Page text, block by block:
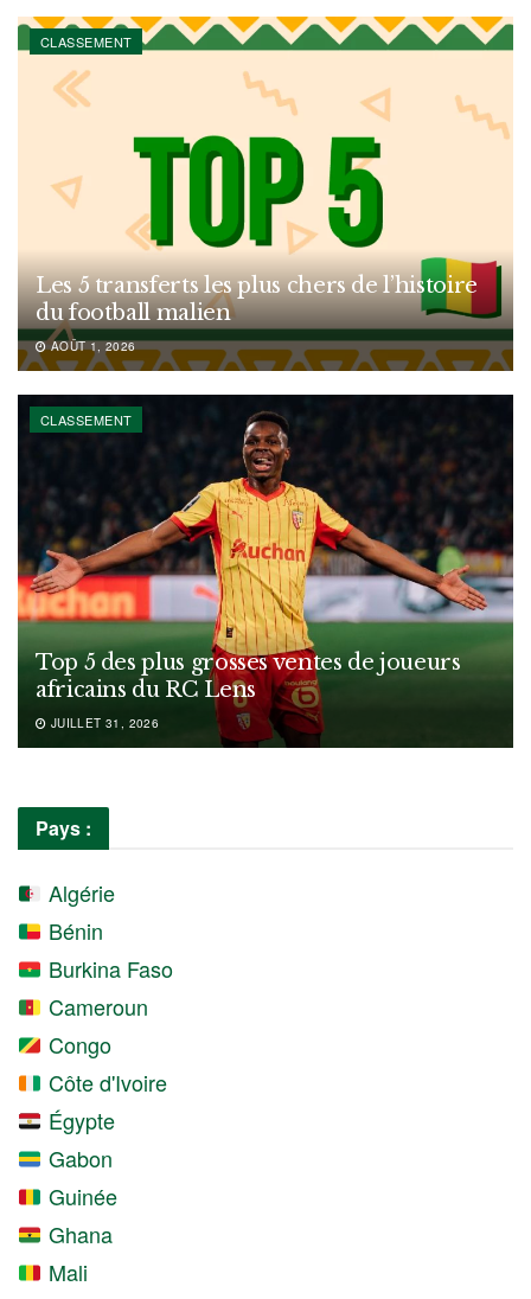
CLASSEMENT
Les 5 transferts les plus chers de l’histoire
du football malien
AOÛT 1, 2026
CLASSEMENT
Top 5 des plus grosses ventes de joueurs
africains du RC Lens
JUILLET 31, 2026
Pays :
Algérie
Bénin
Burkina Faso
Cameroun
Congo
Côte d'Ivoire
Égypte
Gabon
Guinée
Ghana
Mali